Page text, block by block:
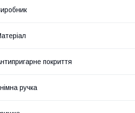
покриття
ручка